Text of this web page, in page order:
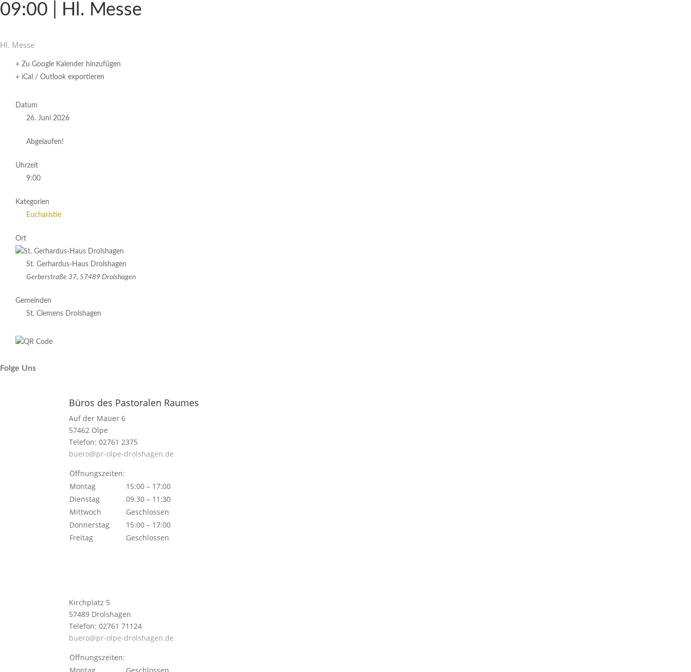
09:00 | Hl. Messe
Hl. Messe
+ Zu Google Kalender hinzufügen
+ iCal / Outlook exportieren
Datum
26. Juni 2026
Abgelaufen!
Uhrzeit
9:00
Kategorien
Eucharistie
Ort
St. Gerhardus-Haus Drolshagen
Gerberstraße 37, 57489 Drolshagen
Gemeinden
St. Clemens Drolshagen
Folge Uns
Büros des Pastoralen Raumes
Auf der Mauer 6
57462 Olpe
Telefon: 02761 2375
buero@pr-olpe-drolshagen.de
Öffnungszeiten:
Montag
15:00 – 17:00
Dienstag
09.30 – 11:30
Mittwoch
Geschlossen
Donnerstag
15:00 – 17:00
Freitag
Geschlossen
Kirchplatz 5
57489 Drolshagen
Telefon: 02761 71124
buero@pr-olpe-drolshagen.de
Öffnungszeiten: